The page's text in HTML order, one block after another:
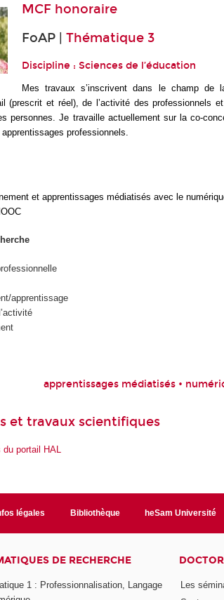
MCF honoraire
FoAP |Thématique 3
Discipline : Sciences de l’éducation
Mes travaux s’inscrivent dans le champ de
(prescrit et réel), de l’activité des professionnels
personnes. Je travaille actuellement sur la co-
professionnels.
et apprentissages médiatisés avec le
apprentissage
apprentissages médiatisés •
et travaux scientifiques
portail HAL
légales Bibliothèque heSam Université
DE RECHERCHE
1 : Professionnalisation, Langage
Les